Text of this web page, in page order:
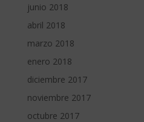
junio 2018
abril 2018
marzo 2018
enero 2018
diciembre 2017
noviembre 2017
octubre 2017